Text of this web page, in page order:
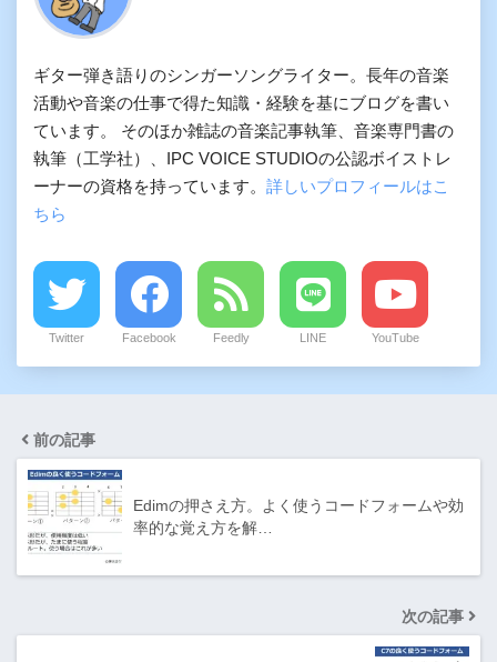
ギター弾き語りのシンガーソングライター。長年の音楽
活動や音楽の仕事で得た知識・経験を基にブログを書い
ています。 そのほか雑誌の音楽記事執筆、音楽専門書の
執筆（工学社）、IPC VOICE STUDIOの公認ボイストレ
ーナーの資格を持っています。 詳しいプロフィールはこ
ちら
Twitter Facebook Feedly LINE YouTube
前の記事
Edimの押さえ方。よく使うコードフォームや効
率的な覚え方を解…
次の記事